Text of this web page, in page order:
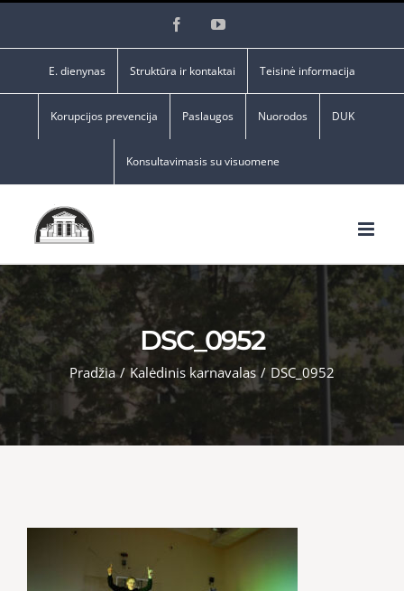
FacebookYouTube
E. dienynas Struktūra ir kontaktai Teisinė informacija
Korupcijos prevencija Paslaugos Nuorodos DUK
Konsultavimasis su visuomene
DSC_0952
Pradžia / Kalėdinis karnavalas / DSC_0952